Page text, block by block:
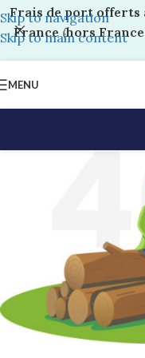
Skip to navigation
Skip to main content
Frais de port offerts
France(hors
MENU